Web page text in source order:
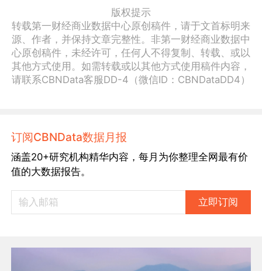
版权提示
转载第一财经商业数据中心原创稿件，请于文首标明来
源、作者，并保持文章完整性。非第一财经商业数据中
心原创稿件，未经许可，任何人不得复制、转载、或以
其他方式使用。如需转载或以其他方式使用稿件内容，
请联系CBNData客服DD-4（微信ID：CBNDataDD4）
订阅CBNData数据月报
涵盖20+研究机构精华内容，每月为你整理全网最有价
值的大数据报告。
立即订阅